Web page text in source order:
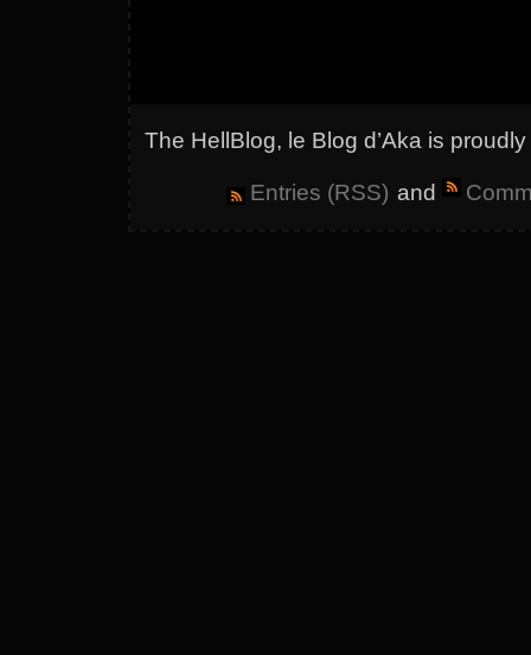
The HellBlog, le Blog d’Aka is
Entries (RSS) and